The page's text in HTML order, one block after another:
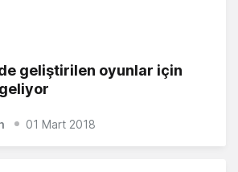
geliştirilen oyunlar için
01 Mart 2018